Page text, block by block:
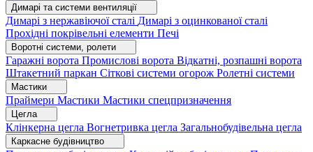
Димарі та системи вентиляції
Димарі з нержавіючої сталі Димарі з оцинкованої сталі
Прохідні покрівельні елементи Печі
Воротні системи, ролети
Гаражні ворота Промислові ворота Відкатні, розпашні ворота
Штакетний паркан Сіткові системи огорож Ролетні системи
Мастики
Праймери Мастики Мастики спецпризначення
Цегла
Клінкерна цегла Вогнетривка цегла Загальнобудівельна цегла
Каркасне будівництво